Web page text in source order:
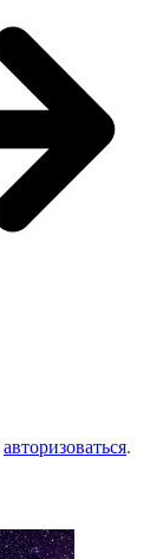
авторизоваться.